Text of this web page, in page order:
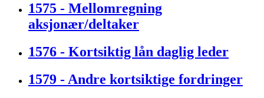
1575 - Mellomregning
aksjonær/deltaker
1576 - Kortsiktig lån daglig leder
1579 - Andre kortsiktige fordringer